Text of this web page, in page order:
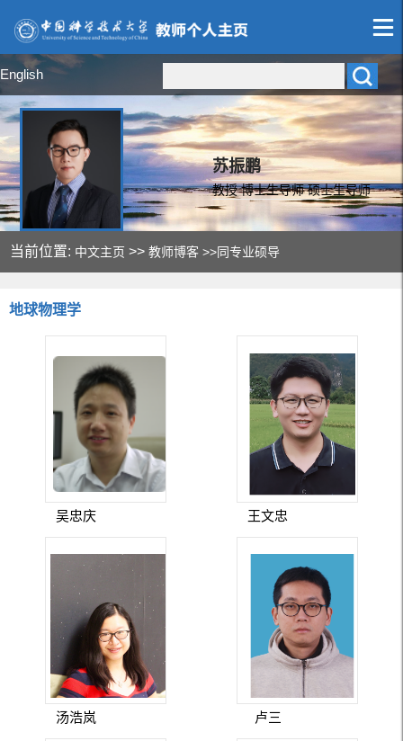
English
苏振鹏
教授 博士生导师 硕士生导师
当前位置: 中文主页 >>教师博客 >>同专业硕导
地球物理学
吴忠庆 王文忠
汤浩岚 卢三